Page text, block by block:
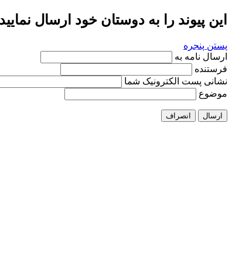
این پیوند را به دوستان خود ارسال نمایید
پستن پنجره
ارسال نامه به
فرستنده
نشانی پست الکترونیک شما
موضوع
ارسال انصراف